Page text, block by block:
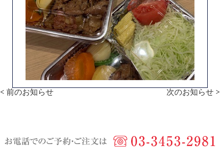
< 前のお知らせ 次のお知らせ >